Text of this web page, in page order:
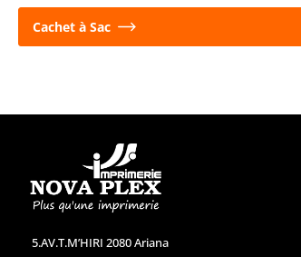
Cachet à Sac
5.AV.T.M’HIRI 2080 Ariana